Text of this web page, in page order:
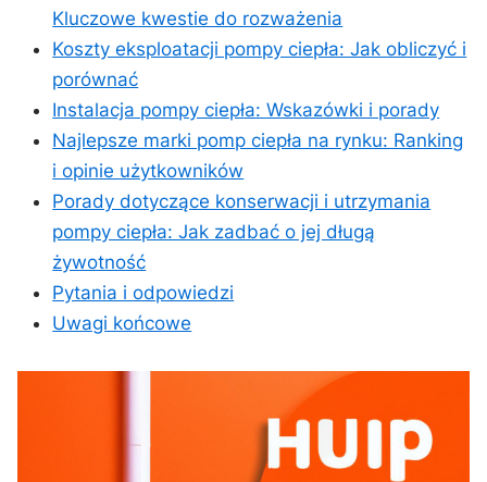
Kluczowe kwestie‍ do rozważenia
Koszty eksploatacji ⁤pompy ciepła: Jak obliczyć i
‍porównać
Instalacja pompy ciepła:​ Wskazówki i porady
Najlepsze ‌marki pomp ciepła ⁣na rynku: Ranking
i ⁣opinie użytkowników
Porady ⁢dotyczące konserwacji⁣ i utrzymania
pompy ciepła: Jak ‌zadbać o jej⁢ długą
żywotność
Pytania ⁣i odpowiedzi
Uwagi końcowe